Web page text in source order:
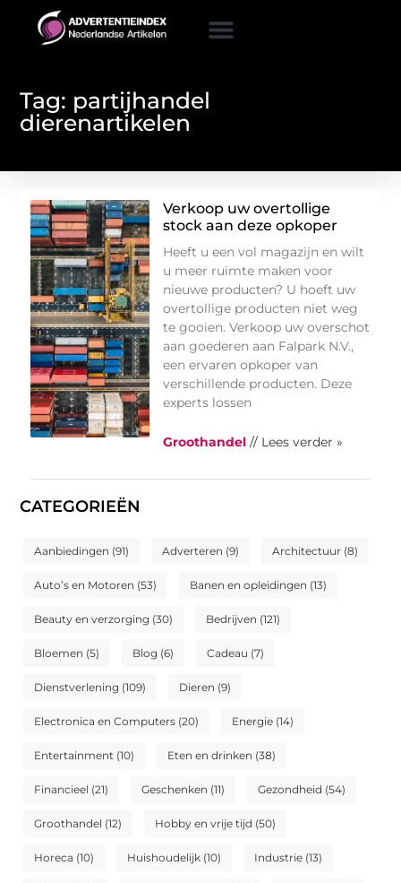
Tag: partijhandel
dierenartikelen
CATEGORIEËN
Aanbiedingen (91) Adverteren (9) Architectuur (8)
Auto’s en Motoren (53) Banen en opleidingen (13)
Beauty en verzorging (30) Bedrijven (121)
Bloemen (5) Blog (6) Cadeau (7)
Dienstverlening (109) Dieren (9)
Electronica en Computers (20) Energie (14)
Entertainment (10) Eten en drinken (38)
Financieel (21) Geschenken (11) Gezondheid (54)
Groothandel (12) Hobby en vrije tijd (50)
Horeca (10) Huishoudelijk (10) Industrie (13)
Verkoop uw overtollige
stock aan deze opkoper
Heeft u een vol magazijn en wilt
u meer ruimte maken voor
nieuwe producten? U hoeft uw
overtollige producten niet weg
te gooien. Verkoop uw overschot
aan goederen aan Falpark N.V.,
een ervaren opkoper van
verschillende producten. Deze
experts lossen
Groothandel // Lees verder »